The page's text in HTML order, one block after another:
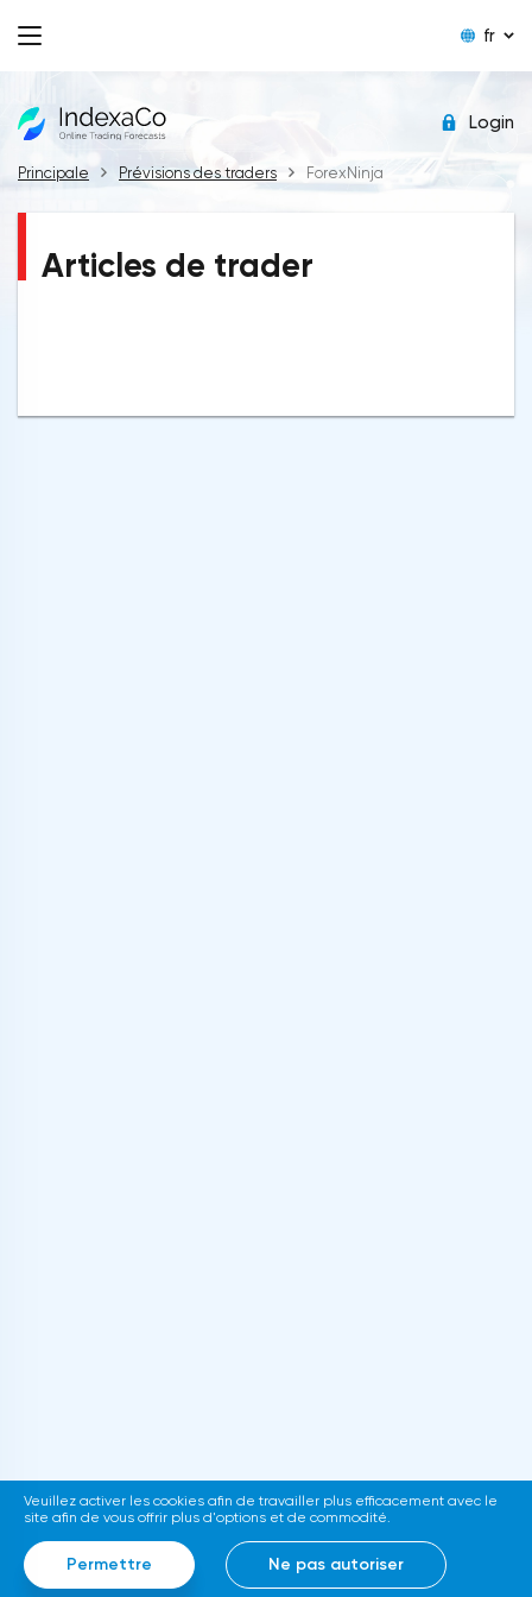
fr
Login
Principale Prévisions des traders ForexNinja
Articles de trader
Veuillez activer les cookies afin de travailler plus efficacement avec le
site afin de vous offrir plus d'options et de commodité.
Permettre Ne pas autoriser